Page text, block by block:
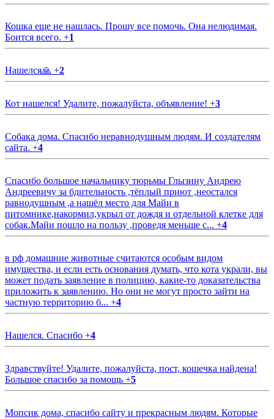
Кошка еще не нашлась. Прошу все помочь. Она нелюдимая.
Боится всего. +1
Нашелся🙏 +2
Кот нашелся! Удалите, пожалуйста, объявление! +3
Собака дома. Спасибо неравнодушным людям. И создателям
сайта. +4
Спасибо большое начальнику тюрьмы Глызину Андрею
Андреевичу за бдительность ,тёплый приют ,неостался
равнодушным ,а нашёл место для Майи в
питомнике,накормил,укрыл от дождя и отдельной клетке для
собак.Майи пошло на пользу ,проведя меньше с... +4
в рф домашние животные считаются особым видом
имущества, и если есть основания думать, что кота украли, вы
может подать заявление в полицию, какие-то доказательства
приложить к заявлению. Но они не могут просто зайти на
частную территорию б... +4
Нашелся. Спасибо +4
Здравствуйте! Удалите, пожалуйста, пост, кошечка найдена!
Большое спасибо за помощь +5
Мопсик дома, спасибо сайту и прекрасным людям. Которые